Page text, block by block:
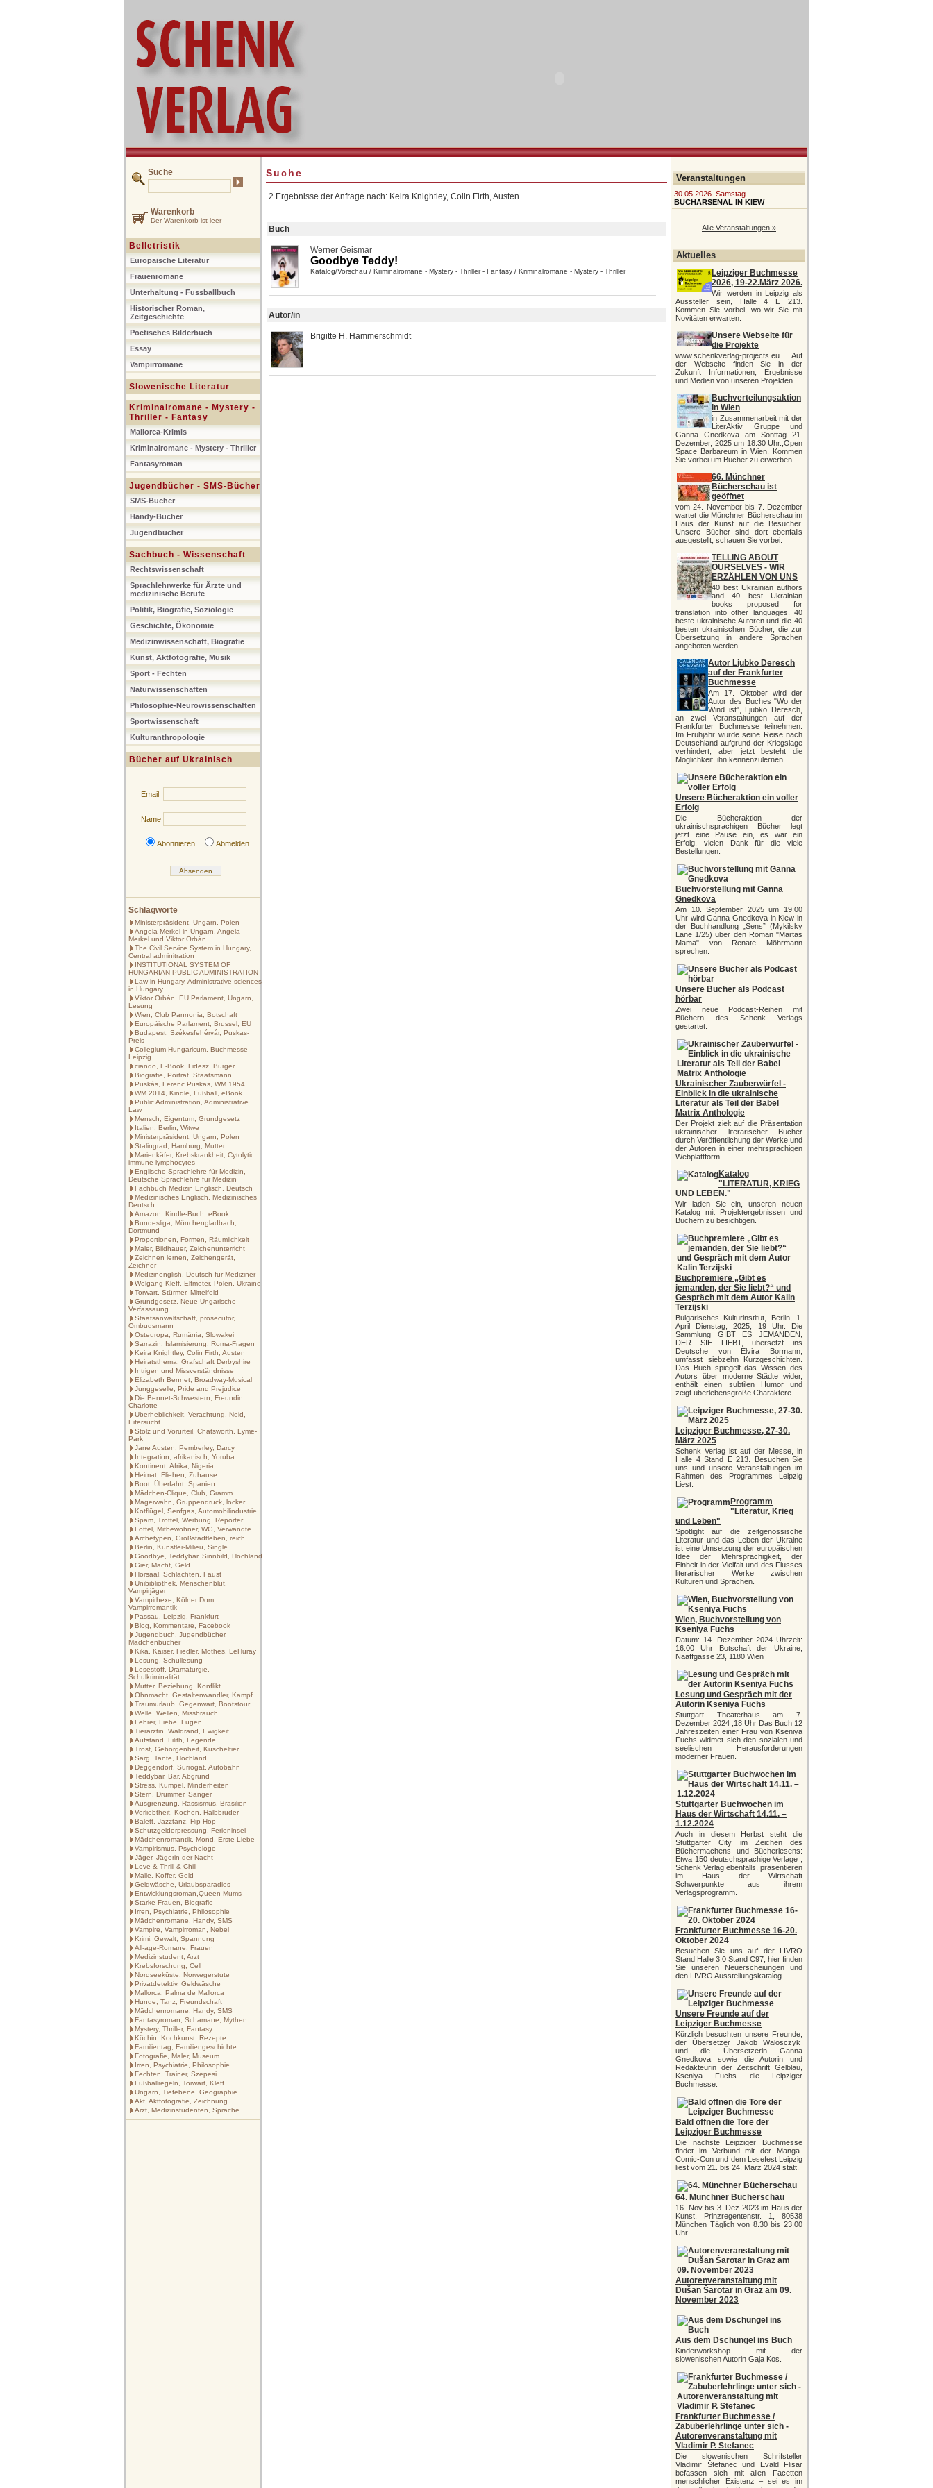
Suche
Warenkorb
Der Warenkorb ist leer
Belletristik
Europäische Literatur
Frauenromane
Unterhaltung - Fussballbuch
Historischer Roman,
Zeitgeschichte
Poetisches Bilderbuch
Essay
Vampirromane
Slowenische Literatur
Kriminalromane - Mystery -
Thriller - Fantasy
Mallorca-Krimis
Kriminalromane - Mystery - Thriller
Fantasyroman
Jugendbücher - SMS-Bücher
SMS-Bücher
Handy-Bücher
Jugendbücher
Sachbuch - Wissenschaft
Rechtswissenschaft
Sprachlehrwerke für Ärzte und
medizinische Berufe
Politik, Biografie, Soziologie
Geschichte, Ökonomie
Medizinwissenschaft, Biografie
Kunst, Aktfotografie, Musik
Sport - Fechten
Naturwissenschaften
Philosophie-Neurowissenschaften
Sportwissenschaft
Kulturanthropologie
Bücher auf Ukrainisch
Email
Name
Abonnieren Abmelden
Schlagworte
Ministerpräsident, Ungarn, Polen
Angela Merkel in Ungarn, Angela
Merkel und Viktor Orbán
The Civil Service System in Hungary,
Central adminitration
INSTITUTIONAL SYSTEM OF
HUNGARIAN PUBLIC ADMINISTRATION
Law in Hungary, Administrative sciences
in Hungary
Viktor Orbán, EU Parlament, Ungarn,
Lesung
Wien, Club Pannonia, Botschaft
Europäische Parlament, Brussel, EU
Budapest, Székesfehérvár, Puskas-
Preis
Collegium Hungaricum, Buchmesse
Leipzig
ciando, E-Book, Fidesz, Bürger
Biografie, Porträt, Staatsmann
Puskás, Ferenc Puskas, WM 1954
WM 2014, Kindle, Fußball, eBook
Public Administration, Administrative
Law
Mensch, Eigentum, Grundgesetz
Italien, Berlin, Witwe
Ministerpräsident, Ungarn, Polen
Stalingrad, Hamburg, Mutter
Marienkäfer, Krebskrankheit, Cytolytic
immune lymphocytes
Englische Sprachlehre für Medizin,
Deutsche Sprachlehre für Medizin
Fachbuch Medizin Englisch, Deutsch
Medizinisches Englisch, Medizinisches
Deutsch
Amazon, Kindle-Buch, eBook
Bundesliga, Mönchengladbach,
Dortmund
Proportionen, Formen, Räumlichkeit
Maler, Bildhauer, Zeichenunterricht
Zeichnen lernen, Zeichengerät,
Zeichner
Medizinenglish, Deutsch für Mediziner
Wolgang Kleff, Elfmeter, Polen, Ukraine
Torwart, Stürmer, Mittelfeld
Grundgesetz, Neue Ungarische
Verfassaung
Staatsanwaltschaft, prosecutor,
Ombudsmann
Osteuropa, Rumänia, Slowakei
Sarrazin, Islamisierung, Roma-Fragen
Keira Knightley, Colin Firth, Austen
Heiratsthema, Grafschaft Derbyshire
Intrigen und Missverständnisse
Elizabeth Bennet, Broadway-Musical
Junggeselle, Pride and Prejudice
Die Bennet-Schwestern, Freundin
Charlotte
Überheblichkeit, Verachtung, Neid,
Eifersucht
Stolz und Vorurteil, Chatsworth, Lyme-
Park
Jane Austen, Pemberley, Darcy
Integration, afrikanisch, Yoruba
Kontinent, Afrika, Nigeria
Heimat, Fliehen, Zuhause
Boot, Überfahrt, Spanien
Mädchen-Clique, Club, Gramm
Magerwahn, Gruppendruck, locker
Kotflügel, Senfgas, Automobilindustrie
Spam, Trottel, Werbung, Reporter
Löffel, Mitbewohner, WG, Verwandte
Archetypen, Großstadtleben, reich
Berlin, Künstler-Milieu, Single
Goodbye, Teddybär, Sinnbild, Hochland
Gier, Macht, Geld
Hörsaal, Schlachten, Faust
Unibibliothek, Menschenblut,
Vampirjäger
Vampirhexe, Kölner Dom,
Vampirromantik
Passau. Leipzig, Frankfurt
Blog, Kommentare, Facebook
Jugendbuch, Jugendbücher,
Mädchenbücher
Kika, Kaiser, Fiedler, Mothes, LeHuray
Lesung, Schullesung
Lesestoff, Dramaturgie,
Schulkriminalität
Mutter, Beziehung, Konflikt
Ohnmacht, Gestaltenwandler, Kampf
Traumurlaub, Gegenwart, Bootstour
Welle, Wellen, Missbrauch
Lehrer, Liebe, Lügen
Tierärztin, Waldrand, Ewigkeit
Aufstand, Lilith, Legende
Trost, Geborgenheit, Kuscheltier
Sarg, Tante, Hochland
Deggendorf, Surrogat, Autobahn
Teddybär, Bär, Abgrund
Stress, Kumpel, Minderheiten
Stern, Drummer, Sänger
Ausgrenzung, Rassismus, Brasilien
Verliebtheit, Kochen, Halbbruder
Balett, Jazztanz, Hip-Hop
Schutzgelderpressung, Ferieninsel
Mädchenromantik, Mond, Erste Liebe
Vampirismus, Psychologe
Jäger, Jägerin der Nacht
Love & Thrill & Chill
Malle, Koffer, Geld
Geldwäsche, Urlaubsparadies
Entwicklungsroman,Queen Mums
Starke Frauen, Biografie
Irren, Psychiatrie, Philosophie
Mädchenromane, Handy, SMS
Vampire, Vampirroman, Nebel
Krimi, Gewalt, Spannung
All-age-Romane, Frauen
Medizinstudent, Arzt
Krebsforschung, Cell
Nordseeküste, Norwegerstute
Privatdetektiv, Geldwäsche
Mallorca, Palma de Mallorca
Hunde, Tanz, Freundschaft
Mädchenromane, Handy, SMS
Fantasyroman, Schamane, Mythen
Mystery, Thriller, Fantasy
Köchin, Kochkunst, Rezepte
Familientag, Familiengeschichte
Fotografie, Maler, Museum
Irren, Psychiatrie, Philosophie
Fechten, Trainer, Szepesi
Fußballregeln, Torwart, Kleff
Ungarn, Tiefebene, Geographie
Akt, Aktfotografie, Zeichnung
Arzt, Medizinstudenten, Sprache
Suche
2 Ergebnisse der Anfrage nach: Keira Knightley, Colin Firth, Austen
Buch
Werner Geismar
Goodbye Teddy!
Katalog/Vorschau / Kriminalromane - Mystery - Thriller - Fantasy / Kriminalromane - Mystery - Thriller
Autor/in
Brigitte H. Hammerschmidt
Veranstaltungen
30.05.2026. Samstag
BUCHARSENAL IN KIEW
Alle Veranstaltungen »
Aktuelles
Leipziger Buchmesse
2026, 19-22.März 2026.
Wir werden in Leipzig als
Aussteller sein, Halle 4 E 213.
Kommen Sie vorbei, wo wir Sie mit
Novitäten erwarten.
Unsere Webseite für
die Projekte
www.schenkverlag-projects.eu Auf
der Webseite finden Sie in der
Zukunft Informationen, Ergebnisse
und Medien von unseren Projekten.
Buchverteilungsaktion
in Wien
in Zusammenarbeit mit der
LiterAktiv Gruppe und
Ganna Gnedkova am Sonttag 21.
Dezember, 2025 um 18:30 Uhr.,Open
Space Barbareum in Wien. Kommen
Sie vorbei um Bücher zu erwerben.
66. Münchner
Bücherschau ist
geöffnet
vom 24. November bis 7. Dezember
wartet die Münchner Bücherschau im
Haus der Kunst auf die Besucher.
Unsere Bücher sind dort ebenfalls
ausgestellt, schauen Sie vorbei.
TELLING ABOUT
OURSELVES - WIR
ERZÄHLEN VON UNS
40 best Ukrainian authors
and 40 best Ukrainian
books proposed for
translation into other languages. 40
beste ukrainische Autoren und die 40
besten ukrainischen Bücher, die zur
Übersetzung in andere Sprachen
angeboten werden.
Autor Ljubko Deresch
auf der Frankfurter
Buchmesse
Am 17. Oktober wird der
Autor des Buches "Wo der
Wind ist", Ljubko Deresch,
an zwei Veranstaltungen auf der
Frankfurter Buchmesse teilnehmen.
Im Frühjahr wurde seine Reise nach
Deutschland aufgrund der Kriegslage
verhindert, aber jetzt besteht die
Möglichkeit, ihn kennenzulernen.
Unsere Bücheraktion ein voller
Erfolg
Die Bücheraktion der
ukrainischsprachigen Bücher legt
jetzt eine Pause ein, es war ein
Erfolg, vielen Dank für die viele
Bestellungen.
Buchvorstellung mit Ganna
Gnedkova
Am 10. September 2025 um 19:00
Uhr wird Ganna Gnedkova in Kiew in
der Buchhandlung „Sens” (Mykilsky
Lane 1/25) über den Roman "Martas
Mama" von Renate Möhrmann
sprechen.
Unsere Bücher als Podcast
hörbar
Zwei neue Podcast-Reihen mit
Büchern des Schenk Verlags
gestartet.
Ukrainischer Zauberwürfel -
Einblick in die ukrainische
Literatur als Teil der Babel
Matrix Anthologie
Der Projekt zielt auf die Präsentation
ukrainischer literarischer Bücher
durch Veröffentlichung der Werke und
der Autoren in einer mehrsprachigen
Webplattform.
Katalog
"LITERATUR, KRIEG
UND LEBEN."
Wir laden Sie ein, unseren neuen
Katalog mit Projektergebnissen und
Büchern zu besichtigen.
Buchpremiere „Gibt es
jemanden, der Sie liebt?“ und
Gespräch mit dem Autor Kalin
Terzijski
Bulgarisches Kulturinstitut, Berlin, 1.
April Dienstag, 2025, 19 Uhr. Die
Sammlung GIBT ES JEMANDEN,
DER SIE LIEBT, übersetzt ins
Deutsche von Elvira Bormann,
umfasst siebzehn Kurzgeschichten.
Das Buch spiegelt das Wissen des
Autors über moderne Städte wider,
enthält einen subtilen Humor und
zeigt überlebensgroße Charaktere.
Leipziger Buchmesse, 27-30.
März 2025
Schenk Verlag ist auf der Messe, in
Halle 4 Stand E 213. Besuchen Sie
uns und unsere Veranstaltungen im
Rahmen des Programmes Leipzig
Liest.
Programm
"Literatur, Krieg
und Leben"
Spotlight auf die zeitgenössische
Literatur und das Leben der Ukraine
ist eine Umsetzung der europäischen
Idee der Mehrsprachigkeit, der
Einheit in der Vielfalt und des Flusses
literarischer Werke zwischen
Kulturen und Sprachen.
Wien, Buchvorstellung von
Kseniya Fuchs
Datum: 14. Dezember 2024 Uhrzeit:
16:00 Uhr Botschaft der Ukraine,
Naaffgasse 23, 1180 Wien
Lesung und Gespräch mit der
Autorin Kseniya Fuchs
Stuttgart Theaterhaus am 7.
Dezember 2024 ,18 Uhr Das Buch 12
Jahreszeiten einer Frau von Kseniya
Fuchs widmet sich den sozialen und
seelischen Herausforderungen
moderner Frauen.
Stuttgarter Buchwochen im
Haus der Wirtschaft 14.11. –
1.12.2024
Auch in diesem Herbst steht die
Stuttgarter City im Zeichen des
Büchermachens und Bücherlesens:
Etwa 150 deutschsprachige Verlage ,
Schenk Verlag ebenfalls, präsentieren
im Haus der Wirtschaft
Schwerpunkte aus ihrem
Verlagsprogramm.
Frankfurter Buchmesse 16-20.
Oktober 2024
Besuchen Sie uns auf der LIVRO
Stand Halle 3.0 Stand C97, hier finden
Sie unseren Neuerscheiungen und
den LIVRO Ausstellungskatalog.
Unsere Freunde auf der
Leipziger Buchmesse
Kürzlich besuchten unsere Freunde,
der Übersetzer Jakob Walosczyk
und die Übersetzerin Ganna
Gnedkova sowie die Autorin und
Redakteurin der Zeitschrift Gelblau,
Kseniya Fuchs die Leipziger
Buchmesse.
Bald öffnen die Tore der
Leipziger Buchmesse
Die nächste Leipziger Buchmesse
findet im Verbund mit der Manga-
Comic-Con und dem Lesefest Leipzig
liest vom 21. bis 24. März 2024 statt.
64. Münchner Bücherschau
16. Nov bis 3. Dez 2023 im Haus der
Kunst, Prinzregentenstr. 1, 80538
München Täglich von 8.30 bis 23.00
Uhr.
Autorenveranstaltung mit
Dušan Šarotar in Graz am 09.
November 2023
Aus dem Dschungel ins Buch
Kinderworkshop mit der
slowenischen Autorin Gaja Kos.
Frankfurter Buchmesse /
Zabuberlehrlinge unter sich -
Autorenveranstaltung mit
Vladimir P. Stefanec
Die slowenischen Schrifsteller
Vladimir Štefanec und Evald Flisar
befassen sich mit allen Facetten
menschlicher Existenz – sei es im